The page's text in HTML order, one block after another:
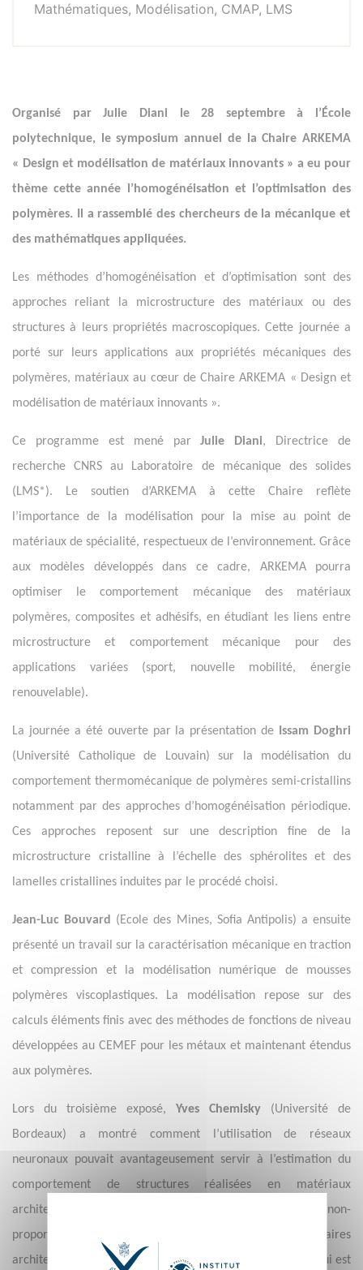
Mathématiques, Modélisation, CMAP, LMS
Organisé par Julie Diani le 28 septembre à l’ École
polytechnique, le symposium annuel de la Chaire ARKEMA
« Design et modélisation de matériaux innovants » a eu pour
thème cette année l’homogénéisation et l’optimisation des
polymères. Il a rassemblé des chercheurs de la mécanique et
des mathématiques appliquées.
Les méthodes d’homogénéisation et d’optimisation sont des
approches reliant la microstructure des matériaux ou des
structures à leurs propriétés macroscopiques. Cette journée a
porté sur leurs applications aux propriétés mécaniques des
polymères, matériaux au cœur de Chaire ARKEMA « Design et
modélisation de matériaux innovants ».
Ce programme est mené parJulie Diani, Directrice de
recherche CNRS au Laboratoire de mécanique des solides
(LMS*). Le soutien d’ARKEMA à cette Chaire reflète
l’importance de la modélisation pour la mise au point de
matériaux de spécialité, respectueux de l’environnement. Grâce
aux modèles développés dans ce cadre, ARKEMA pourra
optimiser le comportement mécanique des matériaux
polymères, composites et adhésifs, en étudiant les liens entre
microstructure et comportement mécanique pour des
applications variées (sport, nouvelle mobilité, énergie
renouvelable).
La journée a été ouverte par la présentation de
Issam Doghri
(Université Catholique de Louvain) sur la modélisation du
comportement thermomécanique de polymères semi-cristallins
notamment par des approches d’homogénéisation périodique.
Ces approches reposent sur une description fine de la
microstructure cristalline à l’échelle des sphérolites et des
lamelles cristallines induites par le procédé choisi.
Jean-Luc Bouvard
(Ecole des Mines, Sofia Antipolis) a ensuite
présenté un travail sur la caractérisation mécanique en traction
et compression et la modélisation numérique de mousses
polymères viscoplastiques. La modélisation repose sur des
calculs éléments finis avec des méthodes de fonctions de niveau
développées au CEMEF pour les métaux et maintenant étendus
aux polymères.
Lors du troisième exposé, Yves Chemisky (Université de
Bordeaux) a montré comment l’utilisation de réseaux
neuronaux pouvait avantageusement servir à l’estimation du
comportement de structures réalisées en matériaux
architecturés. Dans le cadre de chargements non-
proportionnels, le comportement de cellules élémentaires
architecturées est estimé par un double réseau neuronal qui est